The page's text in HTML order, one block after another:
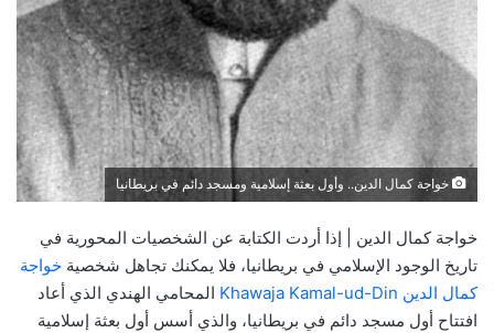
خواجة كمال الدين.. وأول بعثة إسلامية ومسجد دائم في بريطانيا
خواجة كمال الدين | إذا أردت الكتابة عن الشخصيات المحورية في
تاريخ الوجود الإسلامي في بريطانيا، فلا يمكنك تجاهل شخصية خواجة
كمال الدين Khawaja Kamal-ud-Din
المحامي الهندي الذي أعاد
افتتاح أول مسجد دائم في بريطانيا، والذي أسس أول بعثة إسلامية